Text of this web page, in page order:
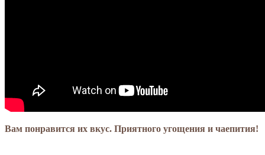
Вам понравится их вкус. Приятного угощения и чаепития!